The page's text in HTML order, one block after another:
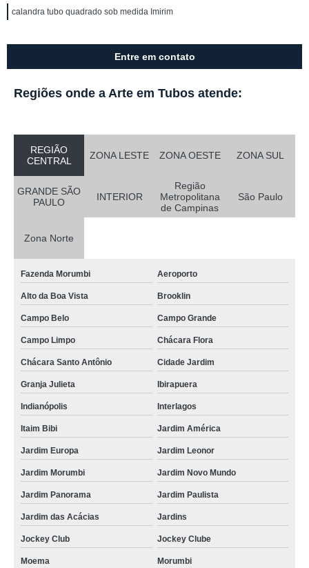
calandra tubo quadrado sob medida Imirim
Entre em contato
Regiões onde a Arte em Tubos atende:
REGIÃO
CENTRAL
ZONA LESTE ZONA OESTE ZONA SUL
GRANDE SÃO
PAULO
INTERIOR
Região
Metropolitana
de Campinas
São Paulo
Zona Norte
Fazenda Morumbi Aeroporto
Alto da Boa Vista Brooklin
Campo Belo Campo Grande
Campo Limpo Chácara Flora
Chácara Santo Antônio Cidade Jardim
Granja Julieta Ibirapuera
Indianópolis Interlagos
Itaim Bibi Jardim América
Jardim Europa Jardim Leonor
Jardim Morumbi Jardim Novo Mundo
Jardim Panorama Jardim Paulista
Jardim das Acácias Jardins
Jockey Club Jockey Clube
Moema Morumbi